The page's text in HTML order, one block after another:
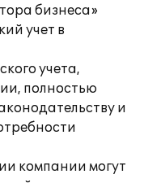
бизнеса»
учет в
учета,
полностью
и
компании могут